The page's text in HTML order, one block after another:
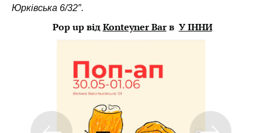
Юрківська 6/32″.
Pop up відKonteyner Barв У ІННИ